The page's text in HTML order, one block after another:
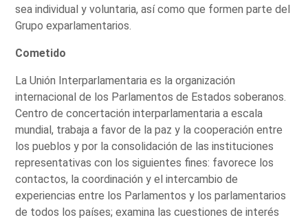
sea individual y voluntaria, así como que formen parte del
Grupo exparlamentarios.
Cometido
La Unión Interparlamentaria es la organización
internacional de los Parlamentos de Estados soberanos.
Centro de concertación interparlamentaria a escala
mundial, trabaja a favor de la paz y la cooperación entre
los pueblos y por la consolidación de las instituciones
representativas con los siguientes fines: favorece los
contactos, la coordinación y el intercambio de
experiencias entre los Parlamentos y los parlamentarios
de todos los países; examina las cuestiones de interés